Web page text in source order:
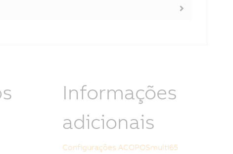
Informações
adicionais
Configurações ACOPOSmulti65